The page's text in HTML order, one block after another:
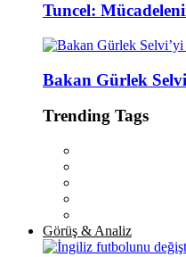
Tuncel:
Bakan Gürlek
Trending Tags
Görüş & Analiz